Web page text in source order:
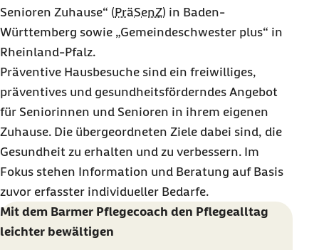
Senioren Zuhause“ (PräSenZ) in Baden-
Württemberg sowie „Gemeindeschwester plus“ in
Rheinland-Pfalz.
Präventive Hausbesuche sind ein freiwilliges,
präventives und gesundheitsförderndes Angebot
für Seniorinnen und Senioren in ihrem eigenen
Zuhause. Die übergeordneten Ziele dabei sind, die
Gesundheit zu erhalten und zu verbessern. Im
Fokus stehen Information und Beratung auf Basis
zuvor erfasster individueller Bedarfe.
Mit dem Barmer Pflegecoach den Pflegealltag
leichter bewältigen